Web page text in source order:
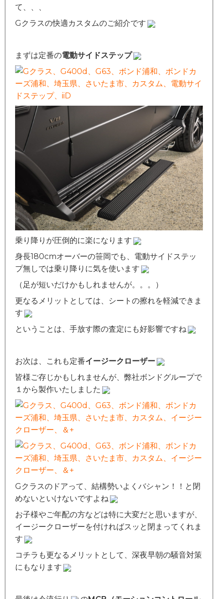
て、、、
Gクラスの快適カスタムのご紹介です
まずは定番の電動サイドステップ
乗り降りが圧倒的に楽になります
身長180cmオーバーの笹岡でも、電動サイドステッ
プ無しでは乗り降りに気を使います
（足が短いだけかもしれませんが。。。）
更なるメリットとしては、シートの擦れを軽減できま
す
ということは、手放す際の査定にも好影響ですね
お次は、これも定番イージークローザー
皆様ご存じかもしれませんが、弊社ボンドグループで
１から製作いたしました
Gクラスのドアって、結構勢いよくバシャン！！と閉
めないといけないですよね
お子様やご年配の方などは特に大変だと思いますが、
イージークローザーを付ければスッと閉まってくれま
す
コチラも更なるメリットとして、深夜早朝の騒音対策
にもなります